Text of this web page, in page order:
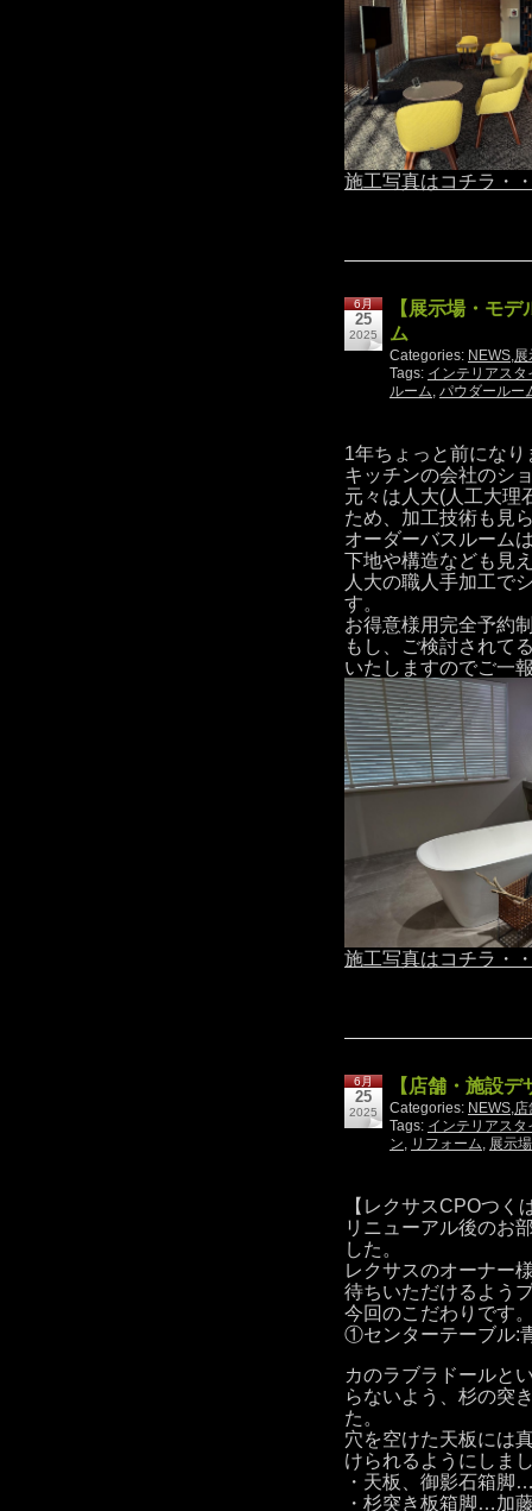
施工写真はコチラ・
6月
25
2025
【展示場・モ
ム
Categories: NEWS 展
Tags: インテリアスタ
ルーム
パウダールー
1年ちょっと前にな
キッチンの会社のシ
元々は人大(人工大理
ため、加工技術も見
オーダーバスルーム
下地や構造なども見
人大の職人手加工で
す。
お得意様用完全予約
もし、ご検討されて
いたしますのでご一
施工写真はコチラ・
6月
25
2025
【店舗・施設
Categories: NEWS
Tags: インテリアスタ
ン
リフォーム 展示場
【レクサスCPOつく
リニューアル後のお
した。
レクサスのオーナー
待ちいただけるよう
今回のこだわりです
①センターテーブル:
カのラブラドールと
らないよう、杉の突
た。
穴を空けた天板には
けられるようにしま
・天板、御影石箱脚
・杉突き板箱脚…加